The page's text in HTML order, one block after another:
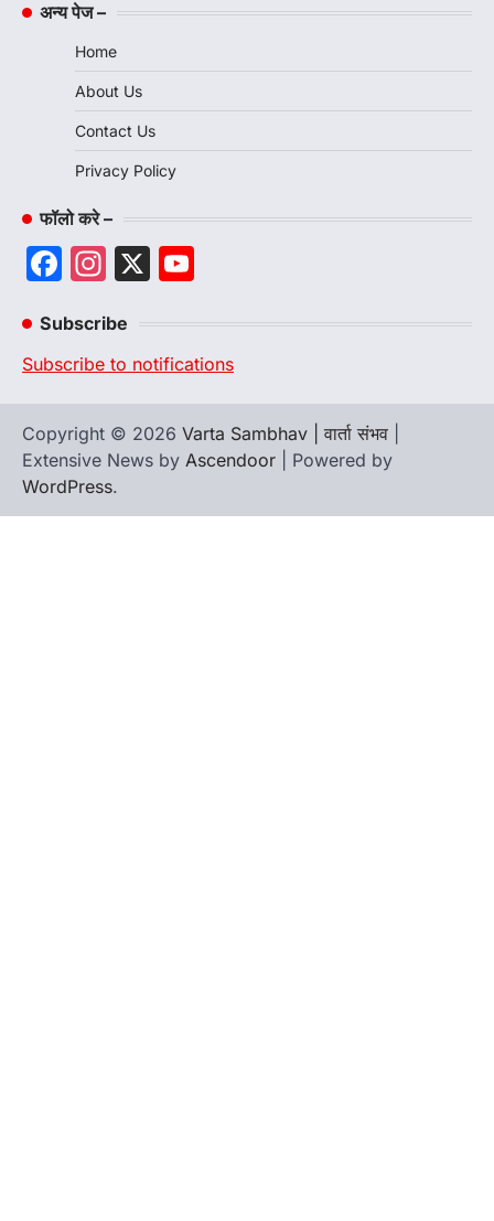
अन्य पेज –
Home
About Us
Contact Us
Privacy Policy
फॉलो करे –
Facebook
Instagram
X
Subscribe
Subscribe to notifications
Copyright © 2026 Varta Sambhav | वार्ता संभव
Extensive News by Ascendoor | Powered by
WordPress.